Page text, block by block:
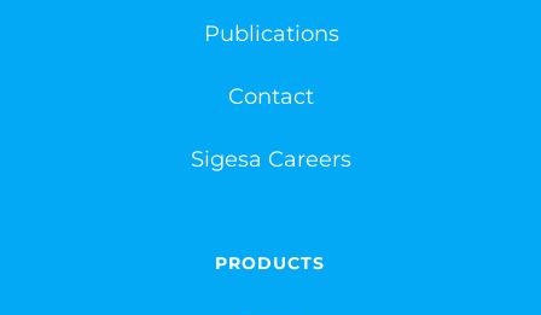
Publications
Contact
Sigesa Careers
PRODUCTS